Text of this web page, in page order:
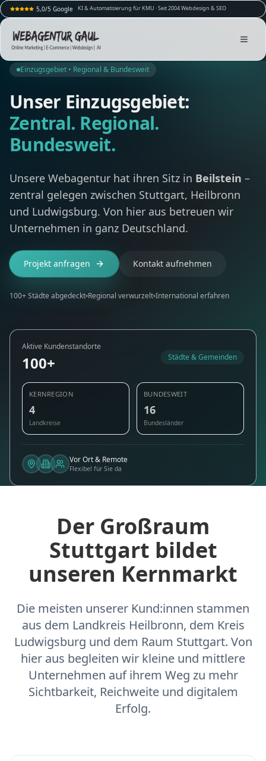
5,0/5 Google KI & Automatisierung für KMU · Seit 2004 Webdesign & SEO
Einzugsgebiet • Regional & Bundesweit
Unser Einzugsgebiet:
Zentral. Regional.
Bundesweit.
Unsere Webagentur hat ihren Sitz in Beilstein –
zentral gelegen zwischen Stuttgart, Heilbronn
und Ludwigsburg. Von hier aus betreuen wir
Unternehmen in ganz Deutschland.
Projekt anfragen Kontakt aufnehmen
100+ Städte abgedeckt Regional verwurzelt International erfahren
Aktive Kundenstandorte
100+ Städte & Gemeinden
KERNREGION
4
Landkreise
BUNDESWEIT
16
Bundesländer
Vor Ort & Remote
Flexibel für Sie da
Der Großraum
Stuttgart bildet
unseren Kernmarkt
Die meisten unserer Kund:innen stammen
aus dem Landkreis Heilbronn, dem Kreis
Ludwigsburg und dem Raum Stuttgart. Von
hier aus begleiten wir kleine und mittlere
Unternehmen auf ihrem Weg zu mehr
Sichtbarkeit, Reichweite und digitalem
Erfolg.